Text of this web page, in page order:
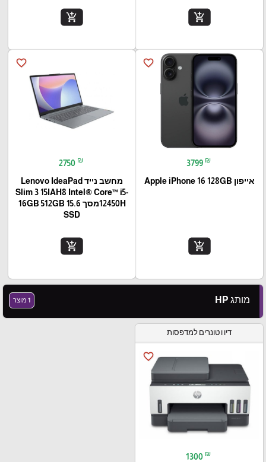
add_shopping_cart
add_shopping_cart
favorite_border
3799 ₪
אייפון Apple iPhone 16 128GB
add_shopping_cart
favorite_border
2750 ₪
מחשב נייד Lenovo IdeaPad
Slim 3 15IAH8 Intel® Core™ i5-
12450Hמסך 15.6 16GB 512GB
SSD
add_shopping_cart
מותג HP 1 מוצר
דיו ו טונרים למדפסות
favorite_border
1300 ₪